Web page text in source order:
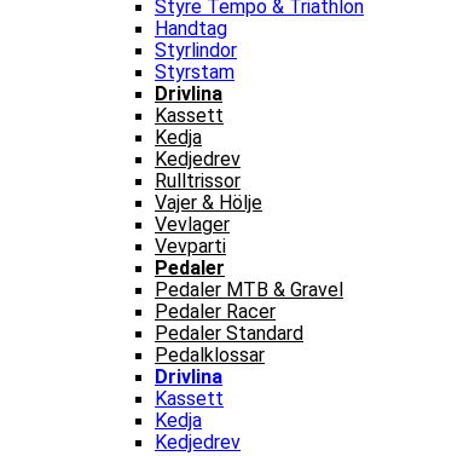
Styre Tempo & Triathlon
Handtag
Styrlindor
Styrstam
Drivlina
Kassett
Kedja
Kedjedrev
Rulltrissor
Vajer & Hölje
Vevlager
Vevparti
Pedaler
Pedaler MTB & Gravel
Pedaler Racer
Pedaler Standard
Pedalklossar
Drivlina
Kassett
Kedja
Kedjedrev